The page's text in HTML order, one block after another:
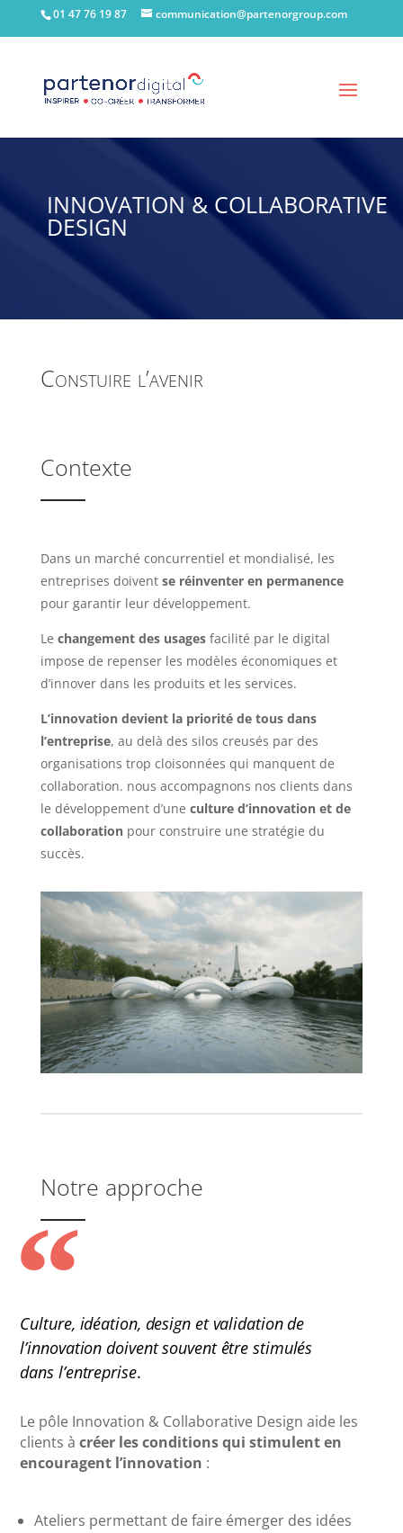
01 47 76 19 87 communication@partenorgroup.com
INNOVATION & COLLABORATIVE
DESIGN
Constuire l’avenir
Contexte
Dans un marché concurrentiel et mondialisé, les
entreprises doivent se réinventer en permanence
pour garantir leur développement.
Le changement des usagesfacilité par le digital
impose de repenser les modèles économiques et
d’innover dans les produits et les services.
L’innovation devient la priorité de tous dans
l’entreprise, au delà des silos creusés par des
organisations trop cloisonnées qui manquent de
collaboration. nous accompagnons nos clients dans
le développement d’une culture d’innovation et de
collaborationpour construire une stratégie du
succès.
Notre approche
Culture, idéation, design et validation de
l’innovation doivent souvent être stimulés
dans l’entreprise.
Le pôle Innovation & Collaborative Design aide les
clients àcréer les conditions qui stimulent en
encouragent l’innovation :
Ateliers permettant de faire émerger des idées